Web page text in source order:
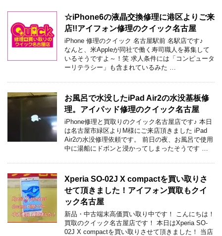
☆iPhone6の液晶交換修理に港区よりご来
店!!アイフォン修理のクイック名古屋
iPhone 修理のクイック 名古屋駅前 名駅店です♪
なんと、米Appleが同社で働く寿司職人を募集して
いるそうですよ～！笑 求人条件には「コンピュータ
ーリテラシー」も含まれているみた …
お風呂で水没したiPad Air2の水没基板修
理。アイパッド修理のクイック名古屋
iPhone修理と買取りのクイック名古屋店です♪ 本日
は名古屋市緑区よりM様にご来店頂きました iPad
Air2の水没修理依頼です。 前日の夜、お風呂で使用
中に湯船にドボンと浸かってしまったそうです …
Xperia SO-02J X compactを買い取りさ
せて頂きました！アイフォン買取もクイ
ック名古屋
新品・中古端末高価買い取り中です！ こんにちは！
買取のクイック名古屋店です！ 本日はXperia SO-
02J X compactを買い取りさせて頂きました！ 当店